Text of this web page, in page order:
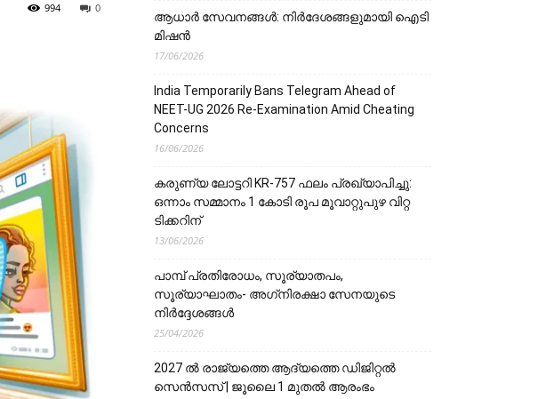
0
994
ആധാർ സേവനങ്ങൾ: നിർദേശങ്ങളുമായി ഐടി
മിഷൻ
17/06/2026
India Temporarily Bans Telegram Ahead of
NEET-UG 2026 Re-Examination Amid Cheating
Concerns
16/06/2026
കരുണ്യ ലോട്ടറി KR-757 ഫലം പ്രഖ്യാപിച്ചു:
ഒന്നാം സമ്മാനം 1 കോടി രൂപ മൂവാറ്റുപുഴ വിറ്റ
ടിക്കറിന്
13/06/2026
പാമ്പ് പ്രതിരോധം, സൂര്യാതപം,
സൂര്യാഘാതം- അഗ്‌നിരക്ഷാ സേനയു‌‌‌ടെ
നിർദ്ദേശങ്ങൾ
25/04/2026
2027 ൽ രാജ്യത്തെ ആദ്യത്തെ ഡിജിറ്റൽ
സെൻസസ് | ജൂലൈ 1 മുതൽ ആരംഭം